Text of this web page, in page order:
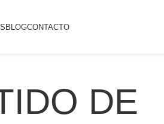
BLOGCONTACTO
DE